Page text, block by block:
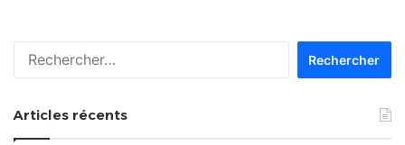
Articles récents